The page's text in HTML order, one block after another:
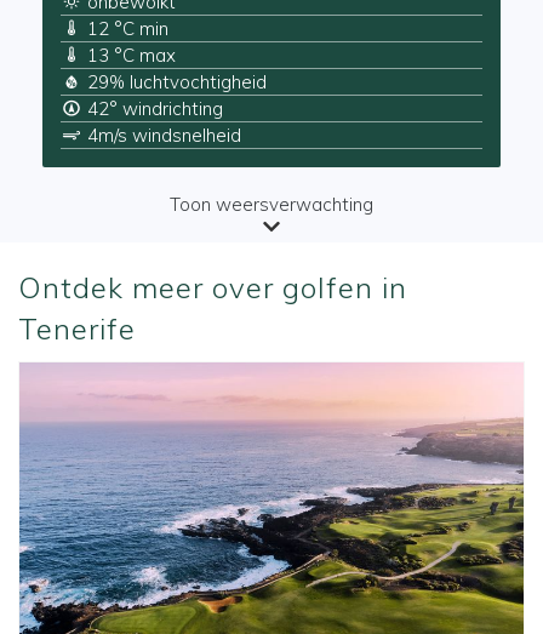
12 °C min
13 °C max
29% luchtvochtigheid
42° windrichting
4m/s windsnelheid
Toon weersverwachting
Ontdek meer over golfen in
Tenerife